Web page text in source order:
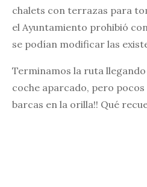
chalets con terrazas para
el Ayuntamiento prohibió
se podían modificar las
Terminamos la ruta
coche aparcado, pero
barcas en la orilla!! Qué